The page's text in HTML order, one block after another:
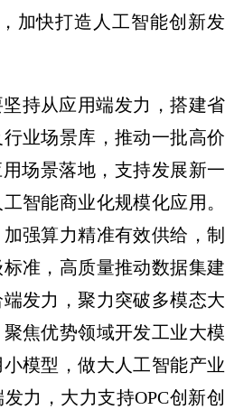
加快打造人工智能创新发
持从应用端发力，搭建省
业场景库，推动一批高价
场景落地，支持发展新一
智能商业化规模化应用。
强算力精准有效供给，制
准，高质量推动数据集建
发力，聚力突破多模态大
焦优势领域开发工业大模
模型，做大人工智能产业
力，大力支持OPC创新创